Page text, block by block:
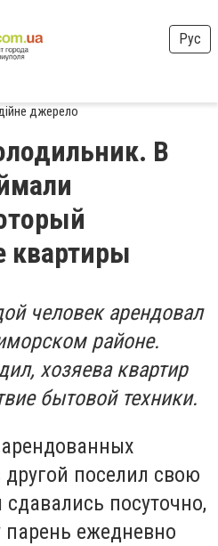
Рус
джерело
В
квартиры
человек арендовал
районе.
хозяева квартир
бытовой техники.
поселил свою
посуточно,
парень ежедневно